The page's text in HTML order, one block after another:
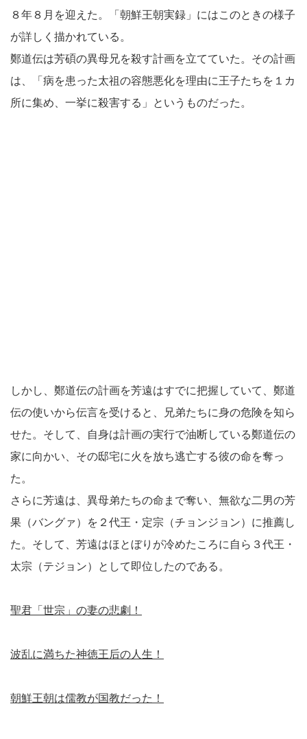
８年８月を迎えた。「朝鮮王朝実録」にはこのときの様子
が詳しく描かれている。
鄭道伝は芳碩の異母兄を殺す計画を立てていた。その計画
は、「病を患った太祖の容態悪化を理由に王子たちを１カ
所に集め、一挙に殺害する」というものだった。
しかし、鄭道伝の計画を芳遠はすでに把握していて、鄭道
伝の使いから伝言を受けると、兄弟たちに身の危険を知ら
せた。そして、自身は計画の実行で油断している鄭道伝の
家に向かい、その邸宅に火を放ち逃亡する彼の命を奪っ
た。
さらに芳遠は、異母弟たちの命まで奪い、無欲な二男の芳
果（バングァ）を２代王・定宗（チョンジョン）に推薦し
た。そして、芳遠はほとぼりが冷めたころに自ら３代王・
太宗（テジョン）として即位したのである。
聖君「世宗」の妻の悲劇！
波乱に満ちた神徳王后の人生！
朝鮮王朝は儒教が国教だった！